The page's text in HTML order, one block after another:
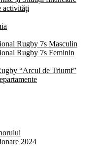
activități
Rugby 7s Masculin
Rugby 7s Feminin
“Arcul de Triumf”
2024